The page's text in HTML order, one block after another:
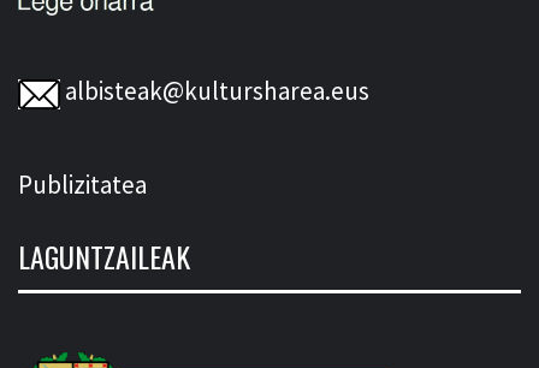
albisteak@kultursharea.eus
Publizitatea
LAGUNTZAILEAK